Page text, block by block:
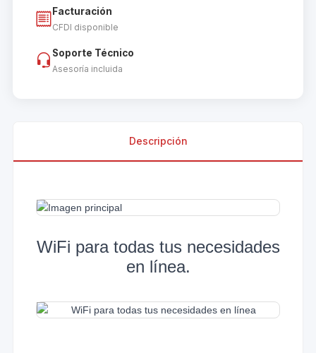
Facturación
CFDI disponible
Soporte Técnico
Asesoría incluida
Descripción
WiFi para todas tus necesidades
en línea.